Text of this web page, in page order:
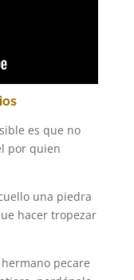
es que no
por quien
una piedra
hacer tropezar
pecare